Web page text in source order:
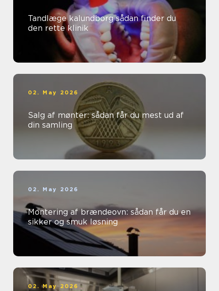
Tandlæge kalundborg sådan finder du
den rette klinik
02. May 2026
Salg af mønter: sådan får du mest ud af
din samling
02. May 2026
Montering af brændeovn: sådan får du en
sikker og smuk løsning
02. May 2026